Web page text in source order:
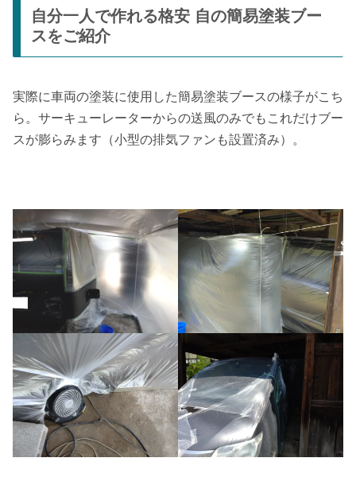
自分一人で作れる格安 自の簡易塗装ブー
スをご紹介
実際に車両の塗装に使用した簡易塗装ブースの様子がこち
ら。サーキューレーターからの送風のみでもこれだけブー
スが膨らみます（小型の排気ファンも設置済み）。